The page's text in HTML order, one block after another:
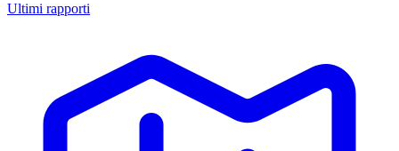
Ultimi rapporti